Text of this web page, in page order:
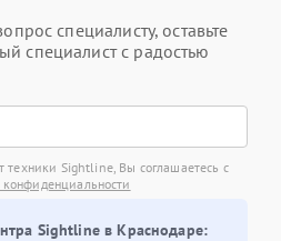
специалисту, оставьте
специалист с радостью
техники Sightline, Вы соглашаетесь с
Sightline в Краснодаре: